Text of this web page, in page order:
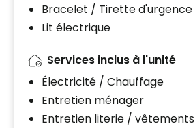
Bracelet / Tirette d'urgence
Lit électrique
Services inclus à l'unité
Électricité / Chauffage
Entretien ménager
Entretien literie / vêtements